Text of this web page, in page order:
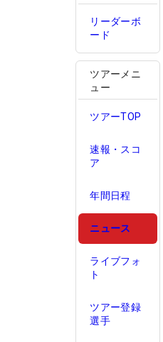
リーダーボ
ード
ツアーメニ
ュー
ツアーTOP
速報・スコ
ア
年間日程
ニュース
ライブフォ
ト
ツアー登録
選手